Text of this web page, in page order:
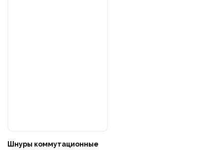
Шнуры коммутационные